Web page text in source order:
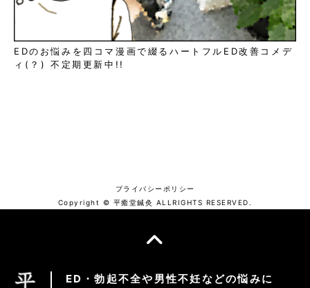
EDのお悩みを四コマ漫画で綴るハートフルED改善コメデ
ィ(？) 不定期更新中!!
プライバシーポリシー
Copyright © 平癒堂鍼灸 ALLRIGHTS RESERVED.
ED・勃起不全や男性不妊などの悩みに